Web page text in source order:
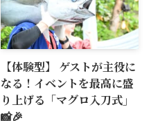
【体験型】 ゲストが主役に
なる！イベントを最高に盛
り上げる「マグロ入刀式」
📸🎉